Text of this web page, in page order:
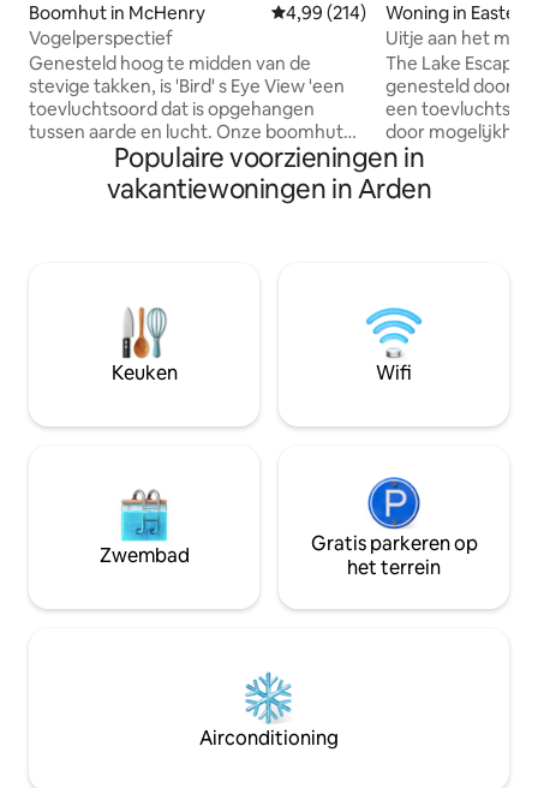
Boomhut in McHenry Gemiddelde beoordeling van
4,99 (214)
Vogelperspectief
Genesteld hoog te midden van de
stevige takken, is 'Bird' s Eye View 'een
toevluchtsoord dat is opgehangen
tussen aarde en lucht. Onze boomhut
ligt op minder dan vijf minuten van Deep
Creek Lake en ligt tussen het gebladerte
en biedt een panoramisch uitzicht op
bubbelbad en geniet van een geweldige
zonsondergang. De woning is een
harmonieuze mix van lokaal gemaakte
kunst en meubels om rustieke charme
Woning in Eastern
Uitje aan het
Grafton, WV
The Lake Escape
genesteld door
een
door mogelijkheden biedt. Dit huisje is
privé en toch op
van de kenmerken
accommodatie
een speeltuin. Of je nu op zoek bent
naar rust en
buitenavonturen,
verwelkomt je.
Populaire voorzieningen in
vakantiewoningen in Arden
Keuken Wifi
Zwembad
Gratis parkeren op
het terrein
Airconditioning